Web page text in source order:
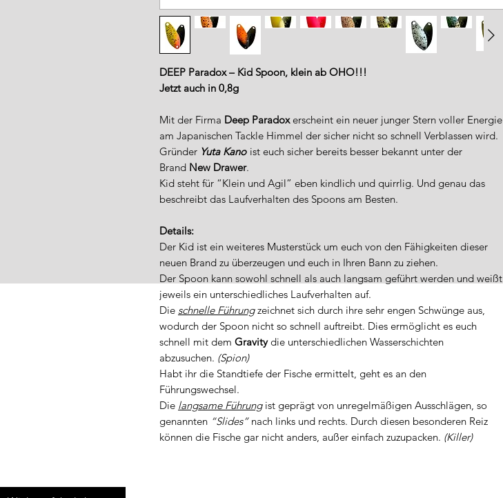
DEEP Paradox – Kid Spoon, klein ab OHO!!!
Jetzt auch in 0,8g
Mit der Firma Deep Paradoxerscheint ein neuer junger Stern voller Energie
am Japanischen Tackle Himmel der sicher nicht so schnell Verblassen wird.
Gründer Yuta Kano ist euch sicher bereits besser bekannt unter der
Brand New Drawer.
Kid steht für “Klein und Agil” eben kindlich und quirrlig. Und genau das
beschreibt das Laufverhalten des Spoons am Besten.
Details:
Der Kid ist ein weiteres Musterstück um euch von den Fähigkeiten dieser
neuen Brand zu überzeugen und euch in Ihren Bann zu ziehen.
Der Spoon kann sowohl schnell als auch langsam geführt werden und weißt
jeweils ein unterschiedliches Laufverhalten auf.
Die schnelle Führungzeichnet sich durch ihre sehr engen Schwünge aus,
wodurch der Spoon nicht so schnell auftreibt. Dies ermöglicht es euch
schnell mit dem Gravitydie unterschiedlichen Wasserschichten
abzusuchen. (Spion)
Habt ihr die Standtiefe der Fische ermittelt, geht es an den
Führungswechsel.
Die langsame Führungist geprägt von unregelmäßigen Ausschlägen, so
genannten “Slides”nach links und rechts. Durch diesen besonderen Reiz
können die Fische gar nicht anders, außer einfach zuzupacken. (Killer)